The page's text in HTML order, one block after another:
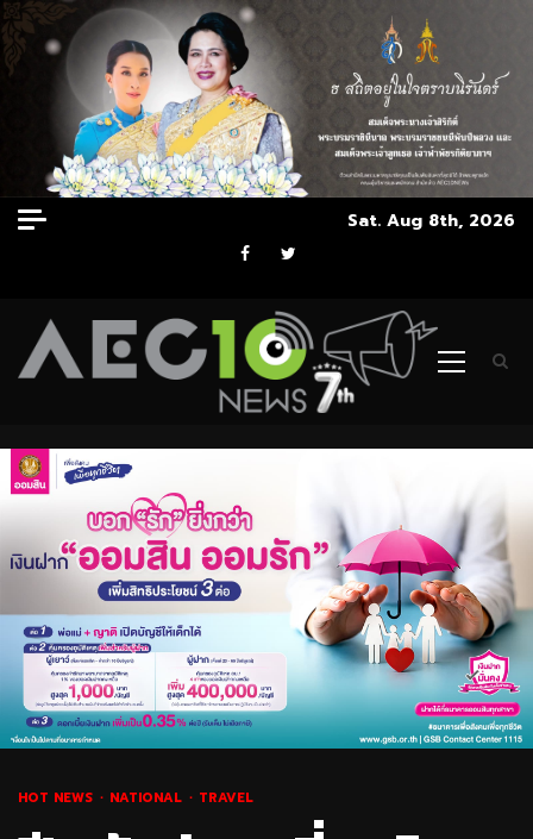
Skip
to
Sat. Aug 8th, 2026
Facebook
Twitter
Primary
HOT NEWS NATIONAL TRAVEL